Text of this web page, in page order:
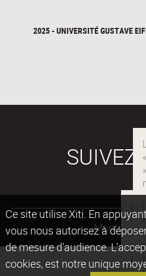
Ce site utilise Xiti. En
vous nous autorisez à
de mesure d'audience.
cookies, est notre unique
2025 - UNIVERSITÉ GUSTAVE
Mentions